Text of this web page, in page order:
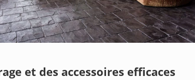
et des accessoires efficaces